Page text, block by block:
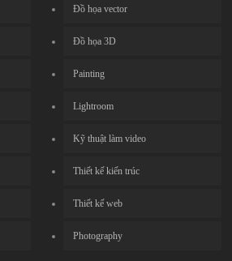
Đồ họa vector
Đồ họa 3D
Painting
Lightroom
Kỹ thuật làm video
Thiết kế kiến trúc
Thiết kế web
Photography